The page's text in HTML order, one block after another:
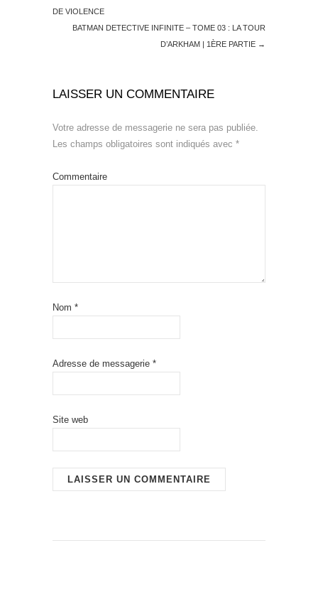
DE VIOLENCE
BATMAN DETECTIVE INFINITE – TOME 03 : LA TOUR
D’ARKHAM | 1ÈRE PARTIE →
LAISSER UN COMMENTAIRE
Votre adresse de messagerie ne sera pas publiée.
Les champs obligatoires sont indiqués avec *
Commentaire
Nom *
Adresse de messagerie *
Site web